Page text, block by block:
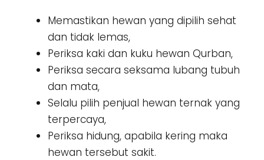
Memastikan hewan yang dipilih sehat
dan tidak lemas,
Periksa kaki dan kuku hewan Qurban,
Periksa secara seksama lubang tubuh
dan mata,
Selalu pilih penjual hewan ternak yang
terpercaya,
Periksa hidung, apabila kering maka
hewan tersebut sakit.